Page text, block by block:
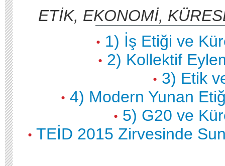
ETİK, EKONOMİ,
• 1) İş Etiği ve
• 2) Kollektif
• 3) Etik
• 4) Modern Yunan
• 5) G20 ve
• TEİD 2015 Zirvesinde